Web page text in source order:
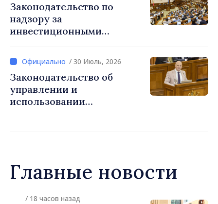
Законодательство по
надзору за
инвестиционными
соответствие с нормами ЕС
/ 30 Июль, 2026
Законодательство об
управлении и
использовании
Главные новости
/ 3 часов назад